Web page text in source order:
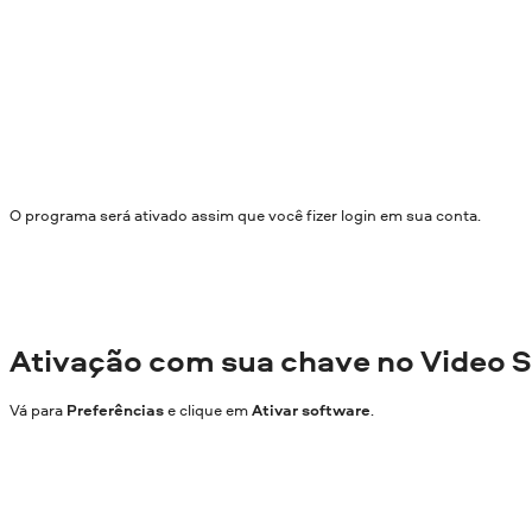
O programa será ativado assim que você fizer login em sua conta.
Ativação com sua chave no Video
Vá para Preferênciase clique emAtivar software.